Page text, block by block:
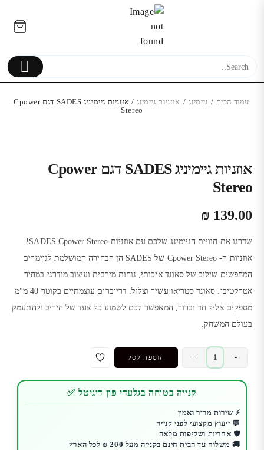
עמוד הבית / גיימינג / אוזניות גיימינג
/ אוזניות גיימיניג SADES דגם Cpower
Stereo
אוזניות גיימיניג SADES דגם Cpower
Stereo
₪ 139.00
שדרגו את חוויית הגיימינג שלכם עם אוזניות SADES Cpower Stereo!
אוזניות ה- Cpower Stereo של SADES הן הבחירה המושלמת לגיימרים
המחפשים שילוב של סאונד איכותי, נוחות מירבית ועיצוב מודרני במחיר
אטרקטיבי. סאונד סטריאו עשיר וצלול: דרייברים עוצמתיים בקוטר 40 מ"מ
מספקים צליל חד וברור, המאפשר לכם לשמוע כל צעד של היריב ולהתעמק
בעולם המשחק.
-
כמות
של
אוזניות
SADES
דגם
Cpower
+ הוספה לסל
קנייה בטוחה בגלעדי פון דיגיטל ✅
⚡ שירות מהיר ואמין
💬 ייעוץ מקצועי לפני קנייה
🛡️ אחריות ושקיפות מלאה
🚚 משלוח עד הבית חינם בקנייה מעל 200 ₪ לכל הארץ